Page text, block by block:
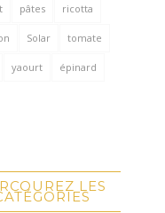
pâtes ricotta
Solar tomate
yaourt épinard
LES